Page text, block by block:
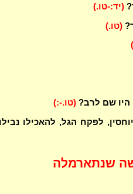
(יד:-טו.)
(טו.)
היו שם לרב?(טו.-:)
לפקח הגל, להאכילו
שנתארמלה